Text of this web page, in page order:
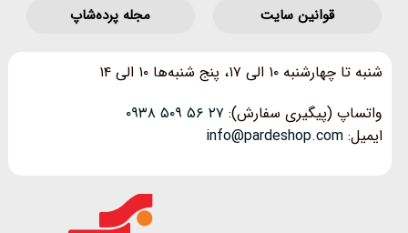
قوانین‌ سایت مجله پرده‌شاپ
شنبه تا چهارشنبه ۱۰ الی ۱۷، پنج شنبه‌ها ۱۰ الی ۱۴
واتساپ (پیگیری سفارش): ۲۷ ۵۶ ۵۰۹ ۰۹۳۸
ایمیل: info@pardeshop.com